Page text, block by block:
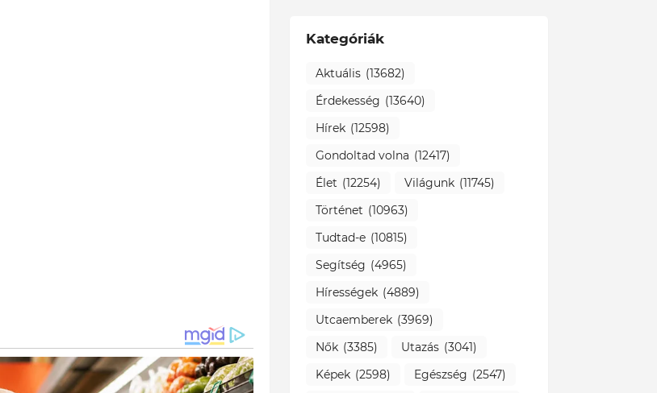
Kategóriák
Aktuális (13682)
Érdekesség (13640)
Hírek (12598)
Gondoltad volna (12417)
Élet (12254) Világunk (11745)
Történet (10963)
Tudtad-e (10815)
Segítség (4965)
Hírességek (4889)
Utcaemberek (3969)
Nők (3385) Utazás (3041)
Képek (2598) Egészség (2547)